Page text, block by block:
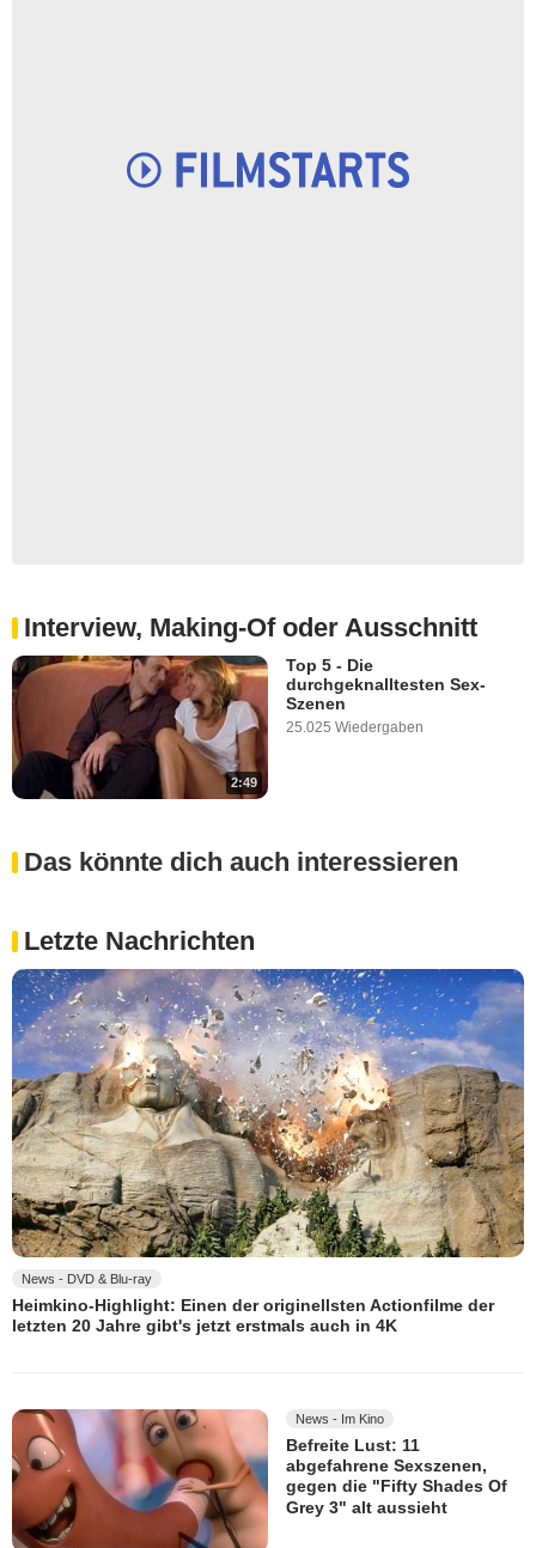
Interview, Making-Of oder Ausschnitt
2:49
Top 5 - Die
durchgeknalltesten Sex-
Szenen
25.025 Wiedergaben
Das könnte dich auch interessieren
Letzte Nachrichten
News - DVD & Blu-ray
Heimkino-Highlight: Einen der originellsten Actionfilme der
letzten 20 Jahre gibt's jetzt erstmals auch in 4K
News - Im Kino
Befreite Lust: 11
abgefahrene Sexszenen,
gegen die "Fifty Shades Of
Grey 3" alt aussieht